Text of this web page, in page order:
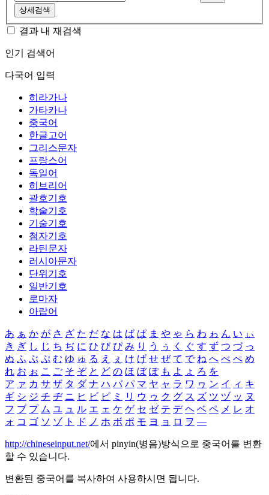
상세검색
결과 내 재검색
인기 검색어
다국어 입력
히라가나
가타카나
중국어
한글고어
그리스문자
프랑스어
독일어
히브리어
괄호기호
학술기호
기술기호
첨자기호
라틴문자
러시아문자
단위기호
일반기호
로마자
아랍어
あ ぁ か が さ ざ た だ な は ば ぱ ま や ゃ ら わ ゎ ん い ぃ
き ぎ し じ ち ぢ に ひ び ぴ み り う ぅ く ぐ す ず つ づ っ
ぬ ふ ぶ ぷ む ゆ ゅ る え ぇ け げ せ ぜ て で ね へ べ ぺ め
れ お ぉ こ ご そ ぞ と ど の ほ ぼ ぽ も よ ょ ろ を
ア ァ カ サ ザ タ ダ ナ ハ バ パ マ ヤ ャ ラ ワ ヮ ン イ ィ キ
ギ シ ジ チ ヂ ニ ヒ ビ ピ ミ リ ウ ゥ ク グ ス ズ ツ ヅ ッ ヌ
フ ブ プ ム ユ ュ ル エ ェ ケ ゲ セ ゼ テ デ ヘ ベ ペ メ レ オ
ォ コ ゴ ソ ゾ ト ド ノ ホ ボ ポ モ ヨ ョ ロ ヲ ―
http://chineseinput.net/에서 pinyin(병음)방식으로 중국어를 변환
할 수 있습니다.
변환된 중국어를 복사하여 사용하시면 됩니다.